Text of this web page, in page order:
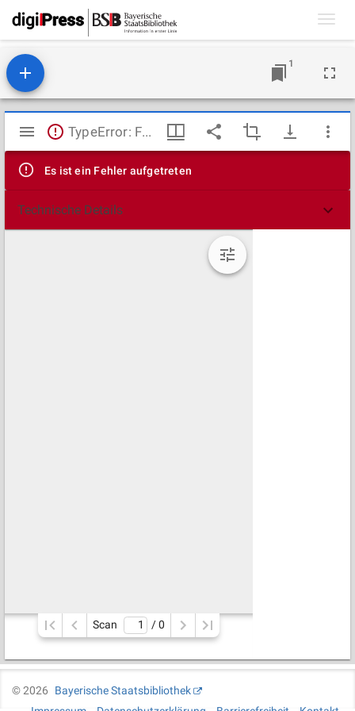
1
Mirador
Viewer
TypeError: Failed to fetch
Es ist ein Fehler aufgetreten
Technische Details
Scan / 0
©2026
Bayerische Staatsbibliothek